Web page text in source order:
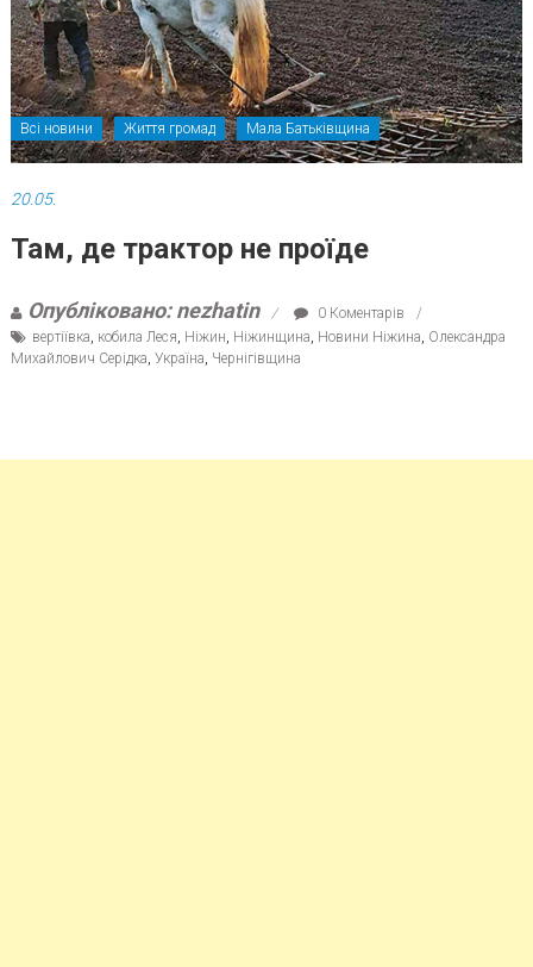
Всі новини Життя громад Мала Батьківщина
20.05.
Там, де трактор не проїде
Опубліковано: nezhatin
0 Коментарів
вертіївка кобила Леся Ніжин Ніжинщина Новини Ніжина Олександра
Михайлович Серідка Україна Чернігівщина